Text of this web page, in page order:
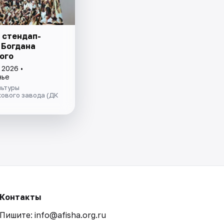
•
завода (ДК
Контакты
Пишите: info@afisha.org.ru